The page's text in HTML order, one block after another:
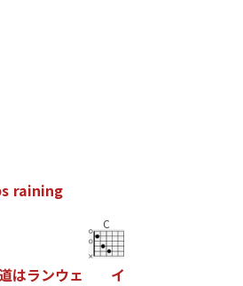
s raining
はランウェ
C
イ